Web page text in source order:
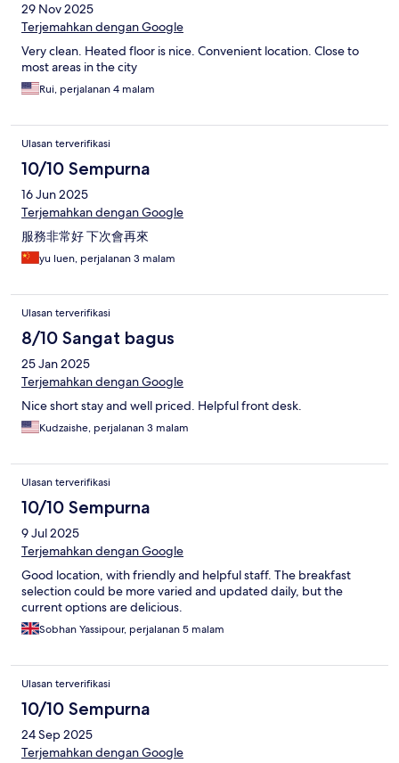
29 Nov 2025
Terjemahkan dengan Google
Very clean. Heated floor is nice. Convenient location. Close to
most areas in the city
Rui, perjalanan 4 malam
Ulasan terverifikasi
10/10 Sempurna
16 Jun 2025
Terjemahkan dengan Google
服務非常好 下次會再來
yu luen, perjalanan 3 malam
Ulasan terverifikasi
8/10 Sangat bagus
25 Jan 2025
Terjemahkan dengan Google
Nice short stay and well priced. Helpful front desk.
Kudzaishe, perjalanan 3 malam
Ulasan terverifikasi
10/10 Sempurna
9 Jul 2025
Terjemahkan dengan Google
Good location, with friendly and helpful staff. The breakfast
selection could be more varied and updated daily, but the
current options are delicious.
Sobhan Yassipour, perjalanan 5 malam
Ulasan terverifikasi
10/10 Sempurna
24 Sep 2025
Terjemahkan dengan Google